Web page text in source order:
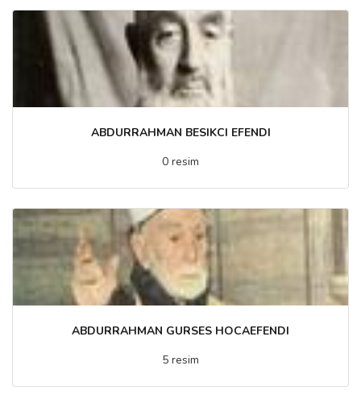
ABDURRAHMAN BESIKCI EFENDI
0 resim
ABDURRAHMAN GURSES HOCAEFENDI
5 resim